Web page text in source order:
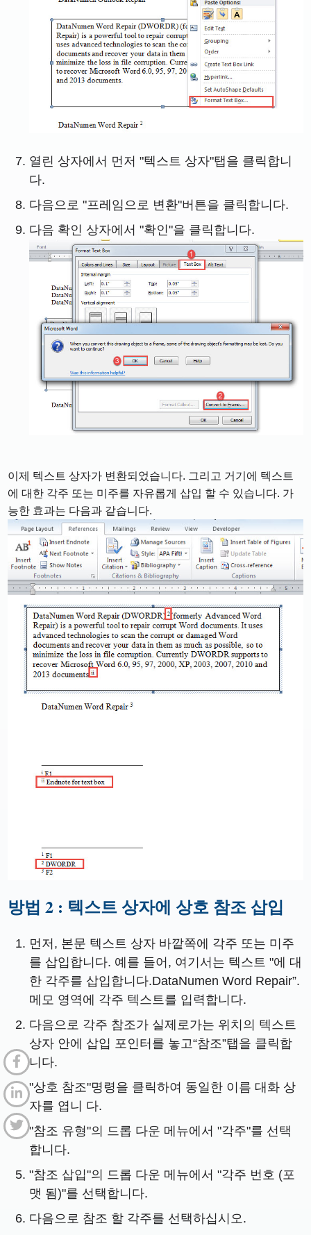
열린 상자에서 먼저 "텍스트 상자"탭을 클릭합니
다.
다음으로 "프레임으로 변환"버튼을 클릭합니다.
다음 확인 상자에서 "확인"을 클릭합니다.
이제 텍스트 상자가 변환되었습니다. 그리고 거기에 텍스트
에 대한 각주 또는 미주를 자유롭게 삽입 할 수 있습니다. 가
능한 효과는 다음과 같습니다.
방법 2 : 텍스트 상자에 상호 참조 삽입
먼저, 본문 텍스트 상자 바깥쪽에 각주 또는 미주
를 삽입합니다. 예를 들어, 여기서는 텍스트 "에 대
한 각주를 삽입합니다.DataNumen Word Repair”.
메모 영역에 각주 텍스트를 입력합니다.
다음으로 각주 참조가 실제로가는 위치의 텍스트
상자 안에 삽입 포인터를 놓고“참조”탭을 클릭합
니다.
"상호 참조"명령을 클릭하여 동일한 이름 대화 상
자를 엽니 다.
"참조 유형"의 드롭 다운 메뉴에서 "각주"를 선택
합니다.
"참조 삽입"의 드롭 다운 메뉴에서 "각주 번호 (포
맷 됨)"를 선택합니다.
다음으로 참조 할 각주를 선택하십시오.